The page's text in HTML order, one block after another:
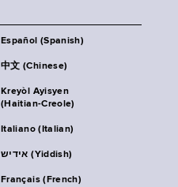
Español (Spanish)
中文 (Chinese)
Kreyòl Ayisyen
(Haitian-Creole)
Italiano (Italian)
אידיש (Yiddish)
Français (French)